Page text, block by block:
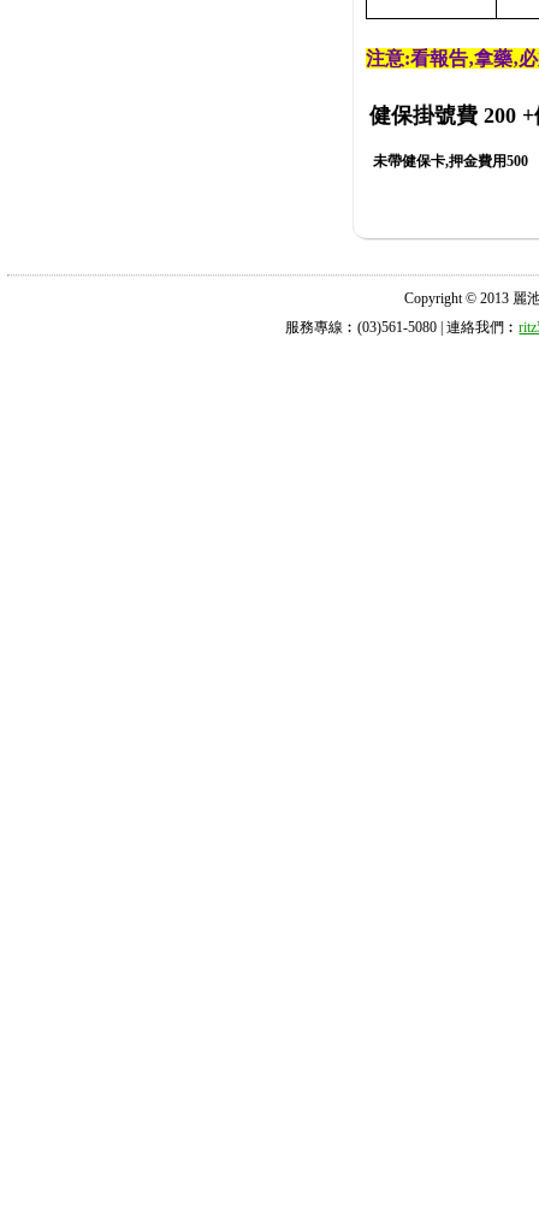
注意:看報告‚拿藥‚
健保掛號費 200 +
未帶健保卡,押金費用500
Copyright © 2013 麗
服務專線︰(03)561-5080 | 連絡我們︰